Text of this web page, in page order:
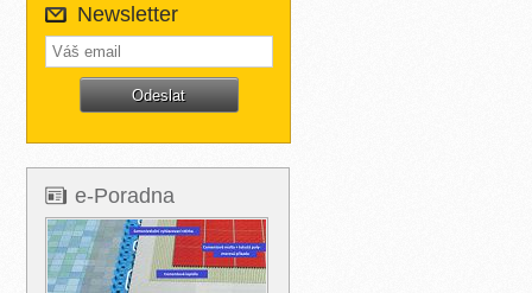
Newsletter
e-Poradna